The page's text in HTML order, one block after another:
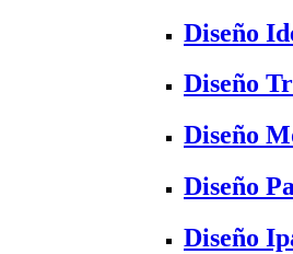
Diseño
Diseño
Diseño
Diseño
Diseño